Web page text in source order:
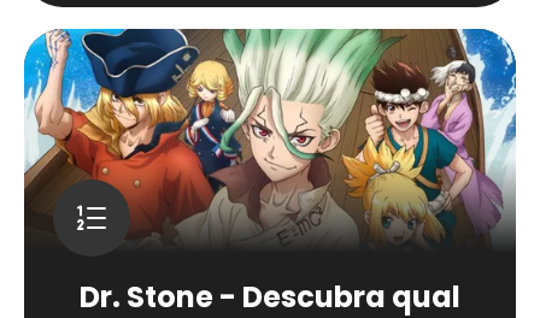
Dr. Stone - Descubra qual